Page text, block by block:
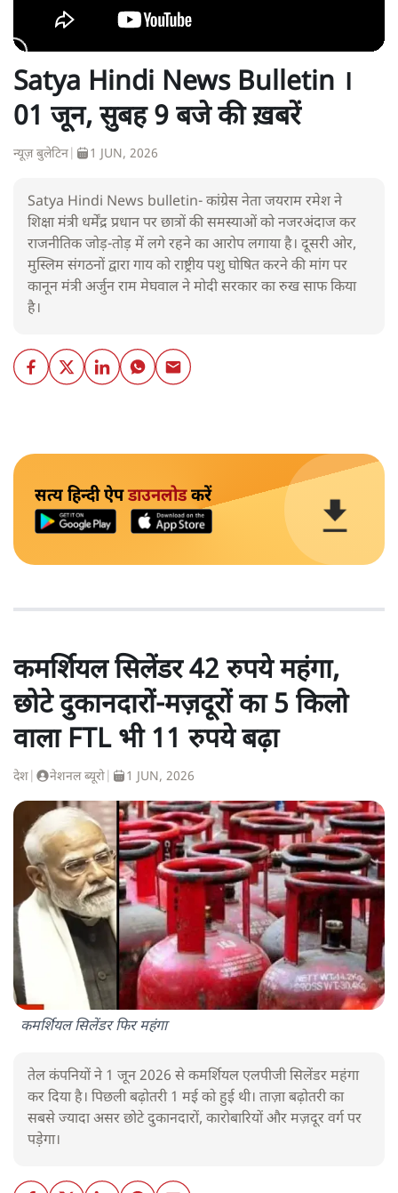
Satya Hindi News Bulletin ।
01 जून, सुबह 9 बजे की ख़बरें
न्यूज़ बुलेटिन 1 JUN, 2026
Satya Hindi News bulletin- कांग्रेस नेता जयराम रमेश ने
शिक्षा मंत्री धर्मेंद्र प्रधान पर छात्रों की समस्याओं को नजरअंदाज कर
राजनीतिक जोड़-तोड़ में लगे रहने का आरोप लगाया है। दूसरी ओर,
मुस्लिम संगठनों द्वारा गाय को राष्ट्रीय पशु घोषित करने की मांग पर
कानून मंत्री अर्जुन राम मेघवाल ने मोदी सरकार का रुख साफ किया
है।
सत्य हिन्दी ऐपडाउनलोडकरें
कमर्शियल सिलेंडर 42 रुपये महंगा,
छोटे दुकानदारों-मज़दूरों का 5 किलो
वाला FTL भी 11 रुपये बढ़ा
देश नेशनल ब्यूरो 1 JUN, 2026
कमर्शियल सिलेंडर फिर महंगा
तेल कंपनियों ने 1 जून 2026 से कमर्शियल एलपीजी सिलेंडर महंगा
कर दिया है। पिछली बढ़ोतरी 1 मई को हुई थी। ताज़ा बढ़ोतरी का
सबसे ज्यादा असर छोटे दुकानदारों, कारोबारियों और मज़दूर वर्ग पर
पड़ेगा।